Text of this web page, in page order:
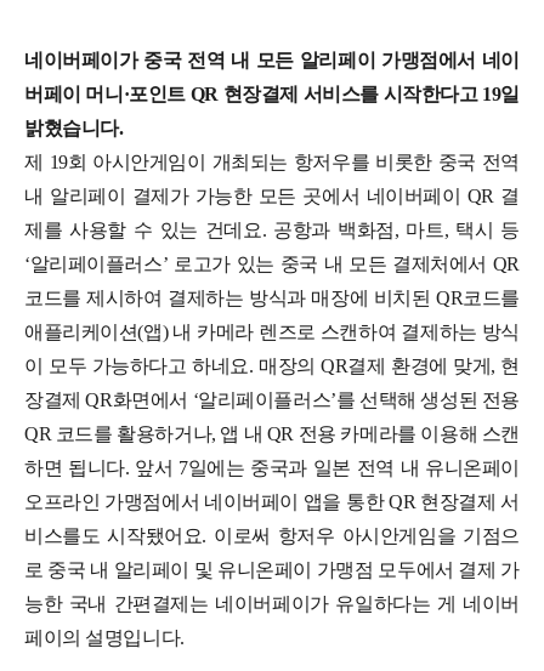
네이버페이가 중국 전역 내 모든 알리페이 가맹점에서 네이
버페이 머니·포인트 QR 현장결제 서비스를 시작한다고 19일
밝혔습니다.
제 19회 아시안게임이 개최되는 항저우를 비롯한 중국 전역
내 알리페이 결제가 가능한 모든 곳에서 네이버페이 QR 결
제를 사용할 수 있는 건데요. 공항과 백화점, 마트, 택시 등
‘알리페이플러스’ 로고가 있는 중국 내 모든 결제처에서 QR
코드를 제시하여 결제하는 방식과 매장에 비치된 QR코드를
애플리케이션(앱) 내 카메라 렌즈로 스캔하여 결제하는 방식
이 모두 가능하다고 하네요. 매장의 QR결제 환경에 맞게, 현
장결제 QR화면에서 ‘알리페이플러스’를 선택해 생성된 전용
QR 코드를 활용하거나, 앱 내 QR 전용 카메라를 이용해 스캔
하면 됩니다. 앞서 7일에는 중국과 일본 전역 내 유니온페이
오프라인 가맹점에서 네이버페이 앱을 통한 QR 현장결제 서
비스를도 시작됐어요. 이로써 항저우 아시안게임을 기점으
로 중국 내 알리페이 및 유니온페이 가맹점 모두에서 결제 가
능한 국내 간편결제는 네이버페이가 유일하다는 게 네이버
페이의 설명입니다.